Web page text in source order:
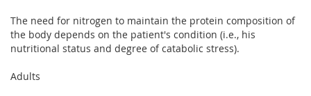
The need for nitrogen to maintain the protein composition of
the body depends on the patient's condition (i.e., his
nutritional status and degree of catabolic stress).
Adults